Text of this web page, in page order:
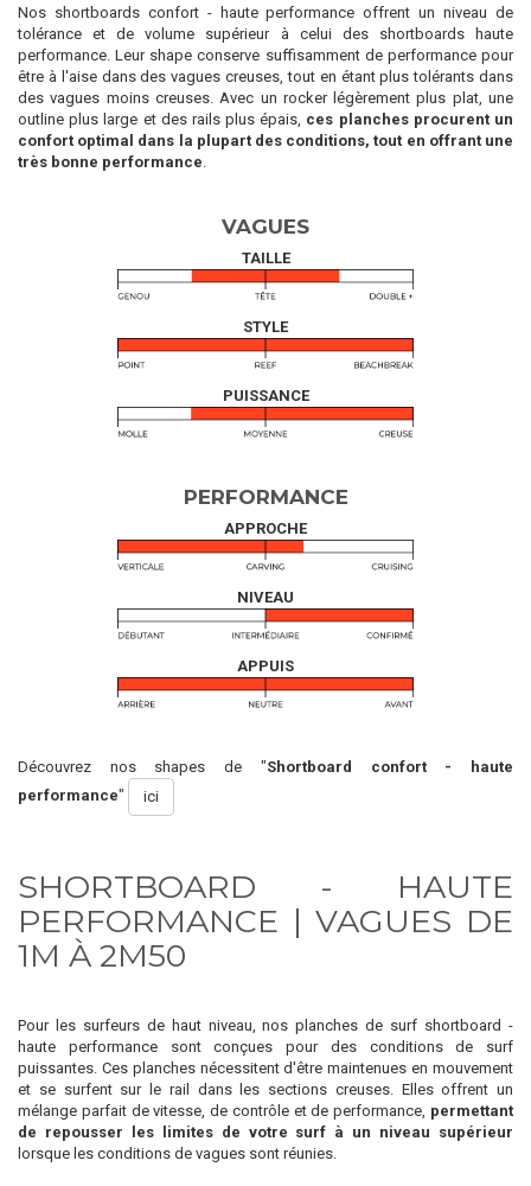
Nos shortboards confort - haute performance offrent un niveau de
tolérance et de volume supérieur à celui des shortboards haute
performance. Leur shape conserve suffisamment de performance pour
être à l'aise dans des vagues creuses, tout en étant plus tolérants dans
des vagues moins creuses. Avec un rocker légèrement plus plat, une
outline plus large et des rails plus épais, ces planches procurent un
confort optimal dans la plupart des conditions, tout en offrant une
très bonne performance.
VAGUES
TAILLE
STYLE
PUISSANCE
PERFORMANCE
APPROCHE
NIVEAU
APPUIS
Découvrez nos shapes de "Shortboard confort - haute
performance" ici
SHORTBOARD - HAUTE
PERFORMANCE | VAGUES DE
1M À 2M50
Pour les surfeurs de haut niveau, nos planches de surf shortboard -
haute performance sont conçues pour des conditions de surf
puissantes. Ces planches nécessitent d'être maintenues en mouvement
et se surfent sur le rail dans les sections creuses. Elles offrent un
mélange parfait de vitesse, de contrôle et de performance, permettant
de repousser les limites de votre surf à un niveau supérieur
lorsque les conditions de vagues sont réunies.